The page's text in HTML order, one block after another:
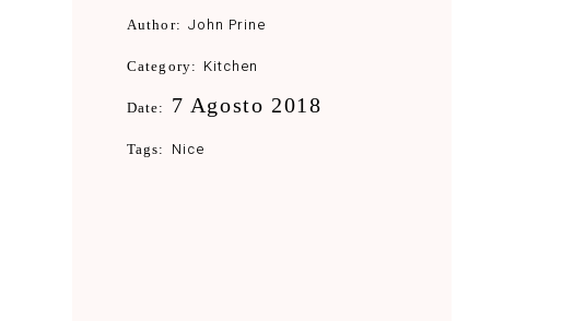
Author: John Prine
Category: Kitchen
Date: 7 Agosto 2018
Tags: Nice